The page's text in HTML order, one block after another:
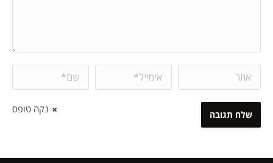
שם * אימייל * אתר
נקה טופס שלח תגובה